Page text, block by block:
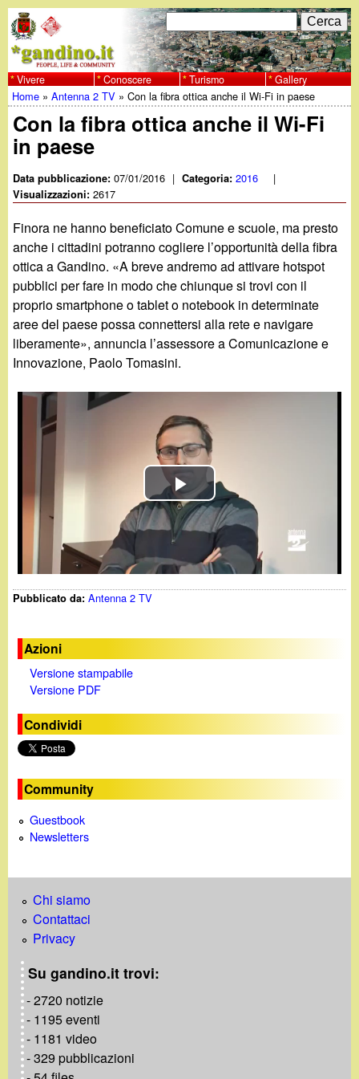
al
contenuto
principale
w
w
w
.
g
a
n
d
t
F
o
r
m
i
r
i
c
e
r
a
C
e
r
c
a
Vivere Conoscere Turismo Gallery
Tu
sei
qui
Home »Antenna 2 TV »Con la fibra ottica anche il Wi-Fi in paese
Con la fibra ottica anche il Wi-Fi
in paese
Data pubblicazione:07/01/2016 | Categoria:2016 |
Visualizzazioni:2617
Finora ne hanno beneficiato Comune e scuole, ma presto
anche i cittadini potranno cogliere l’opportunità della fibra
ottica a Gandino. «A breve andremo ad attivare hotspot
pubblici per fare in modo che chiunque si trovi con il
proprio smartphone o tablet o notebook in determinate
aree del paese possa connettersi alla rete e navigare
liberamente», annuncia l’assessore a Comunicazione e
Innovazione, Paolo Tomasini.
P
l
a
V
d
Pubblicato da:Antenna 2 TV
Azioni
Versione stampabile
Versione PDF
Condividi
Community
Guestbook
Newsletters
Chi siamo
Contattaci
Privacy
Su gandino.it trovi:
- 2720 notizie
- 1195 eventi
- 1181 video
- 329 pubblicazioni